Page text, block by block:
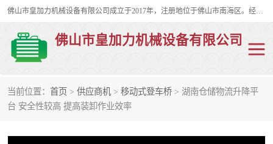
佛山市皇加力机械设备有限公司成立于2017年，注册地位于佛山市南海区。经营范围包括：其他机械设备及电子产品批发、电气设备批发、贸易代理、五金产品批发等；主要产品有：移动式登车桥、叉车装卸货平台、移动式升降机、升降货梯、油桶夹具、电动堆高车。
佛山市皇加力机械设备有限公司
当前位置： 首页 > 供应商机 > 移动式登车桥 > 湖南仓储物流升降平
台 安全性较高 提高装卸作业效率
移动式登车桥
步行式电动堆高车 移动登车台